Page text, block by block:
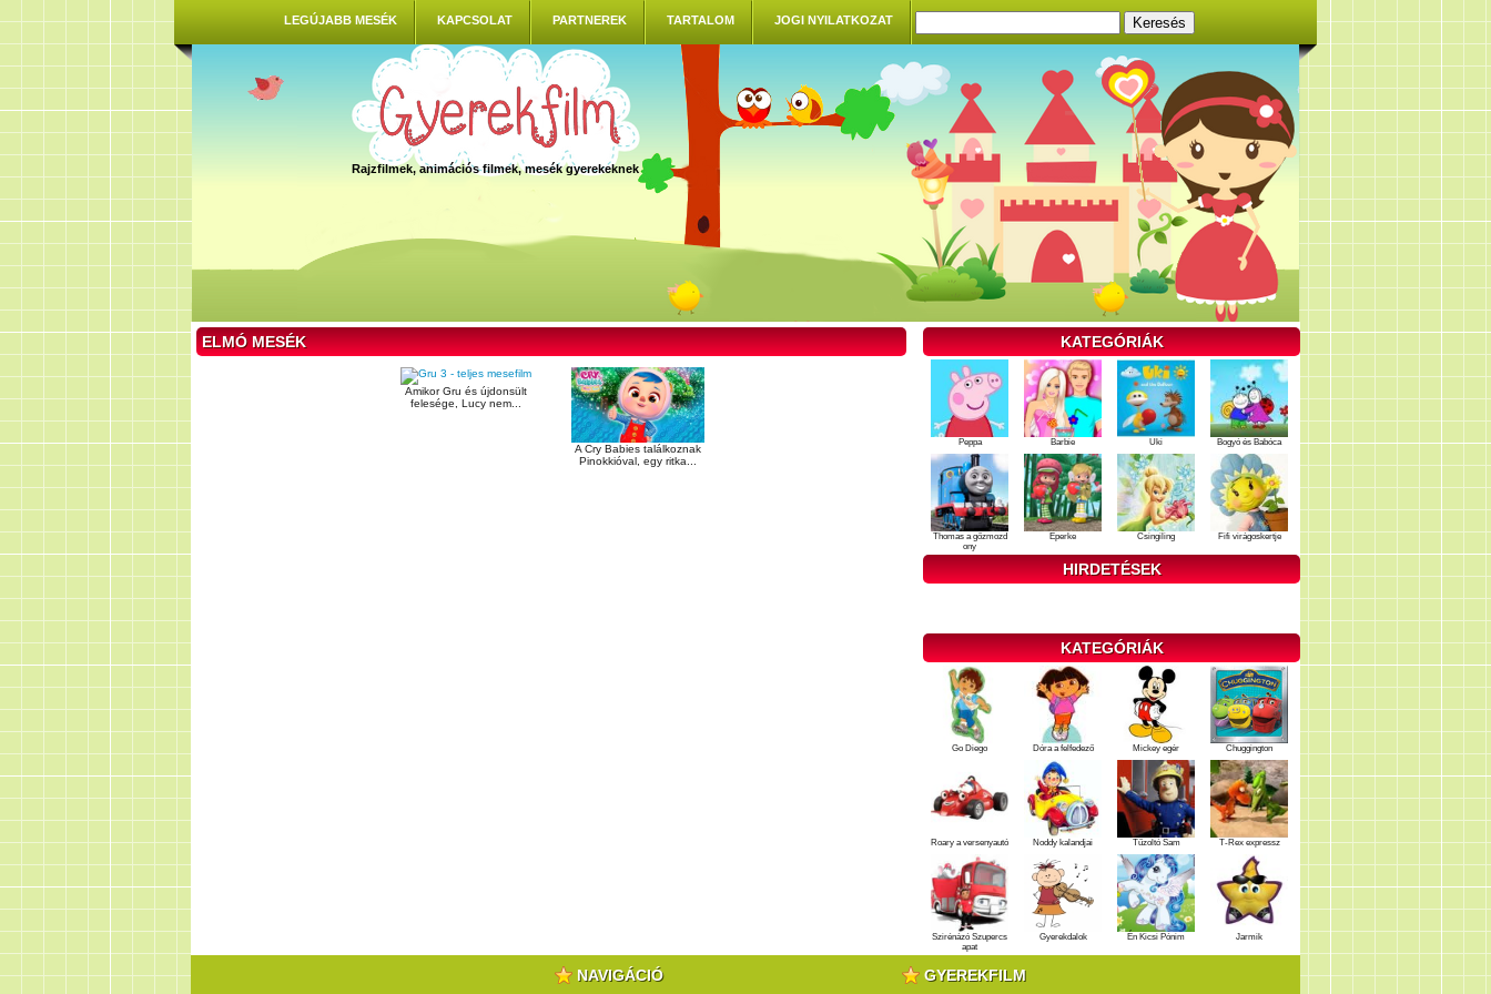
LEGÚJABB MESÉK KAPCSOLAT PARTNEREK TARTALOM JOGI NYILATKOZAT
Rajzfilmek, animációs filmek, mesék gyerekeknek
ELMÓ MESÉK
Amikor Gru és újdonsült
felesége, Lucy nem...
A Cry Babies találkoznak
Pinokkióval, egy ritka...
KATEGÓRIÁK
Peppa Barbie Uki Bogyó és Babóca
Thomas a gőzmozd
ony
Eperke Csingiling Fifi virágoskertje
HIRDETÉSEK
KATEGÓRIÁK
Go Diego Dóra a felfedező Mickey egér Chuggington
Roary a versenyautó Noddy kalandjai Tűzoltó Sam T-Rex expressz
Szirénázó Szupercs
apat
Gyerekdalok Én Kicsi Pónim Jarmik
NAVIGÁCIÓ GYEREKFILM